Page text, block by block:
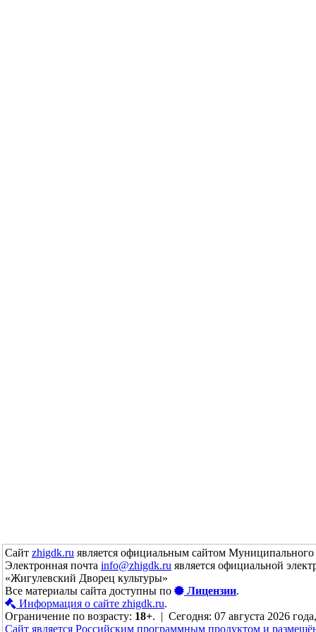
Сайт zhigdk.ru является официальным сайтом
Электронная почта info@zhigdk.ru является официальной
«Жигулевский Дворец культуры»
Все материалы сайта доступны по
Лицензии.
Информация о сайте zhigdk.ru.
Ограничение по возрасту: 18+. | Сегодня: 07 августа 2026
Сайт является Российским программным продуктом и